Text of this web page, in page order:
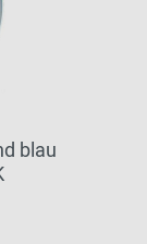
blau